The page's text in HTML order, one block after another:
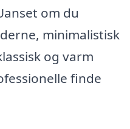
om du
minimalistisk
og varm
finde